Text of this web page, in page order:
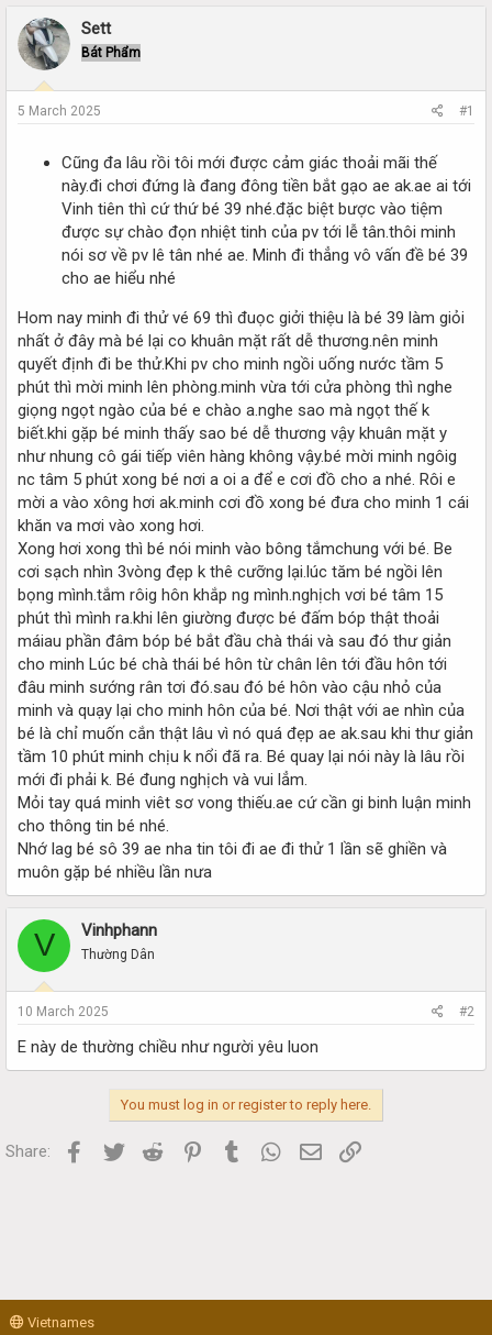
e
a
d
a
e
Sett
Bát Phẩm
5 March 2025 #1
Cũng đa lâu rồi tôi mới được cảm giác thoải mãi thế
này.đi chơi đứng là đang đông tiền bắt gạo ae ak.ae ai tới
Vinh tiên thì cứ thứ bé 39 nhé.đặc biệt bược vào tiệm
được sự chào đọn nhiệt tinh của pv tới lễ tân.thôi minh
nói sơ về pv lê tân nhé ae. Minh đi thẳng vô vấn đề bé 39
cho ae hiểu nhé
Hom nay minh đi thử vé 69 thì đuọc giởi thiệu là bé 39 làm giỏi
nhất ở đây mà bé lại co khuân mặt rất dễ thương.nên minh
quyết định đi be thử.Khi pv cho minh ngồi uống nước tầm 5
phút thì mời minh lên phòng.minh vừa tới cửa phòng thì nghe
giọng ngọt ngào của bé e chào a.nghe sao mà ngọt thế k
biết.khi gặp bé minh thấy sao bé dễ thương vậy khuân mặt y
như nhung cô gái tiếp viên hàng không vậy.bé mời minh ngôig
nc tâm 5 phút xong bé nơi a oi a để e cơi đồ cho a nhé. Rôi e
mời a vào xông hơi ak.minh cơi đồ xong bé đưa cho minh 1 cái
khăn va mơi vào xong hơi.
Xong hơi xong thì bé nói minh vào bông tắmchung với bé. Be
cơi sạch nhìn 3vòng đẹp k thê cưỡng lại.lúc tăm bé ngồi lên
bọng mình.tắm rôig hôn khắp ng mình.nghịch vơi bé tâm 15
phút thì mình ra.khi lên giường được bé đấm bóp thật thoải
máiau phần đâm bóp bé bắt đầu chà thái và sau đó thư giản
cho minh Lúc bé chà thái bé hôn từ chân lên tới đầu hôn tới
đâu minh sướng rân tơi đó.sau đó bé hôn vào cậu nhỏ của
minh và quạy lại cho minh hôn của bé. Nơi thật với ae nhìn của
bé là chỉ muốn cắn thật lâu vì nó quá đẹp ae ak.sau khi thư giản
tầm 10 phút minh chịu k nổi đã ra. Bé quay lại nói này là lâu rồi
mới đi phải k. Bé đung nghịch và vui lẳm.
Mỏi tay quá minh viêt sơ vong thiếu.ae cứ cần gi binh luận minh
cho thông tin bé nhé.
Nhớ lag bé sô 39 ae nha tin tôi đi ae đi thử 1 lần sẽ ghiền và
muôn gặp bé nhiều lần nưa
V Vinhphann
Thường Dân
10 March 2025 #2
E này de thường chiều như người yêu luon
You must log in or register to reply here.
Share: Facebook
Twitter Reddit PinterestTumblr WhatsApp
Email
Vietnames